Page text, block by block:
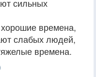
сильных
времена,
слабых людей,
времена.